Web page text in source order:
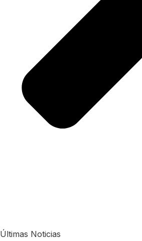
Últimas Noticias